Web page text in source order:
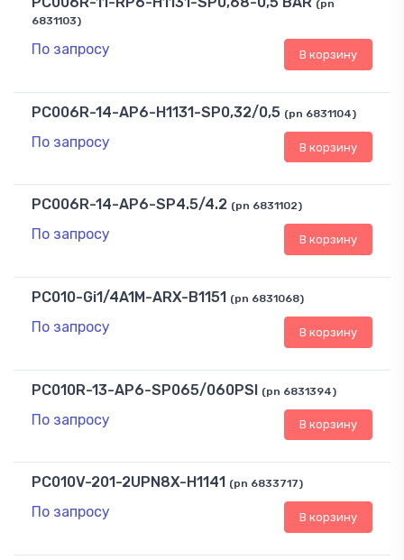
(pn
6831103)
По запросу В корзину
PC006R-14-AP6-H1131-SP0,32/0,5 (pn 6831104)
По запросу В корзину
PC006R-14-AP6-SP4.5/4.2 (pn 6831102)
По запросу В корзину
PC010-Gi1/4A1M-ARX-B1151 (pn 6831068)
По запросу В корзину
PC010R-13-AP6-SP065/060PSI (pn 6831394)
По запросу В корзину
PC010V-201-2UPN8X-H1141 (pn 6833717)
По запросу В корзину